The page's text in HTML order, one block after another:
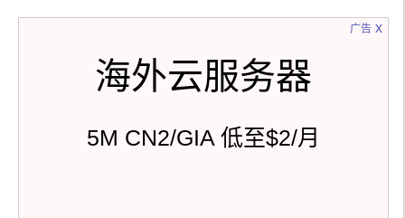
广告
海外云服务器
5M CN2/GIA 低至$2/月
x